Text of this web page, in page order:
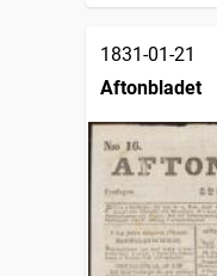
1831-01-21
Aftonbladet